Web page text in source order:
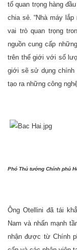
tố quan trọng hàng
chia sẻ. “Nhà máy
vai trò quan trọng
nguồn cung cấp
trên thế giới với số
giới sẽ sử dụng chính
tạo ra những công
Phó Thủ tướng Chính phủ
Ông Otellini đã tái
Nam và nhấn mạnh
nhận được từ Chính